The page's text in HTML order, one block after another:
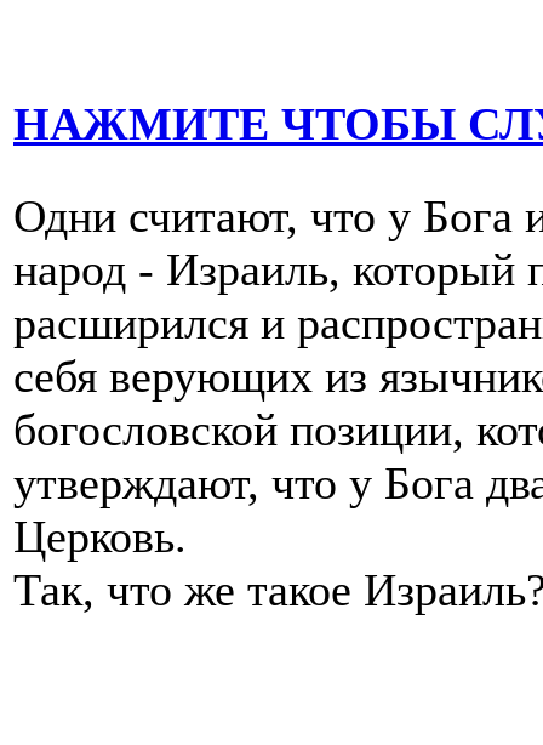
НАЖМИТЕ ЧТОБЫ
Одни считают, что у Бога
народ - Израиль, который
расширился и
себя верующих из
богословской позиции,
утверждают, что у Бога
Церковь.
Так, что же такое